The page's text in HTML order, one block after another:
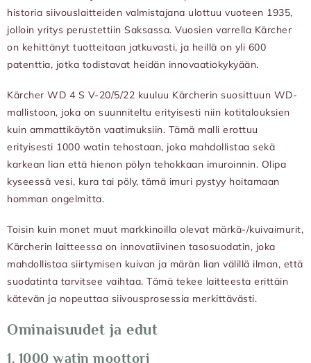
historia siivouslaitteiden valmistajana ulottuu vuoteen 1935,
jolloin yritys perustettiin Saksassa. Vuosien varrella Kärcher
on kehittänyt tuotteitaan jatkuvasti, ja heillä on yli 600
patenttia, jotka todistavat heidän innovaatiokykyään.
Kärcher WD 4 S V-20/5/22 kuuluu Kärcherin suosittuun WD-
mallistoon, joka on suunniteltu erityisesti niin kotitalouksien
kuin ammattikäytön vaatimuksiin. Tämä malli erottuu
erityisesti 1000 watin tehostaan, joka mahdollistaa sekä
karkean lian että hienon pölyn tehokkaan imuroinnin. Olipa
kyseessä vesi, kura tai pöly, tämä imuri pystyy hoitamaan
homman ongelmitta.
Toisin kuin monet muut markkinoilla olevat märkä-/kuivaimurit,
Kärcherin laitteessa on innovatiivinen tasosuodatin, joka
mahdollistaa siirtymisen kuivan ja märän lian välillä ilman, että
suodatinta tarvitsee vaihtaa. Tämä tekee laitteesta erittäin
kätevän ja nopeuttaa siivousprosessia merkittävästi.
Ominaisuudet ja edut
1. 1000 watin moottori